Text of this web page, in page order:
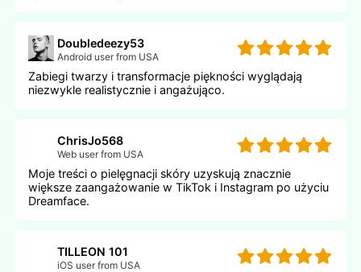
Doubledeezy53
Android user from USA
Zabiegi twarzy i transformacje piękności wyglądają
niezwykle realistycznie i angażująco.
ChrisJo568
Web user from USA
Moje treści o pielęgnacji skóry uzyskują znacznie
większe zaangażowanie w TikTok i Instagram po użyciu
Dreamface.
TILLEON 101
iOS user from USA